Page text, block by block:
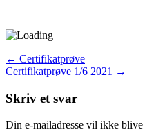
← Certifikatprøve
Certifikatprøve 1/6 2021 →
Skriv et svar
Din e-mailadresse vil ikke blive